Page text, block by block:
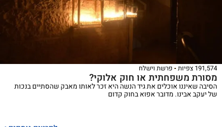
191,574 צפיות פרשת וישלח
מסורת משפחתית או חוק אלוקי?
הסיבה שאיננו אוכלים את גיד הנשה היא זכר לאותו מאבק שהסתיים בנכות
של יעקב אבינו. מדובר אפוא בחוק קדום